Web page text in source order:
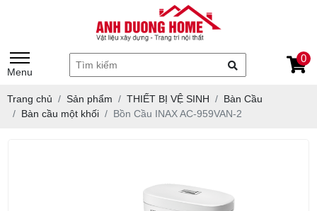
Menu
0
Trang chủ Sản phẩm THIẾT BỊ VỆ SINH
Bàn Cầu
Bàn cầu một khối
Bồn Cầu INAX AC-959VAN-2